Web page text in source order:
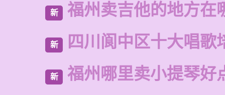
新 福州卖吉他的地方在
新 四川阆中区十大唱歌
新 福州哪里卖小提琴好